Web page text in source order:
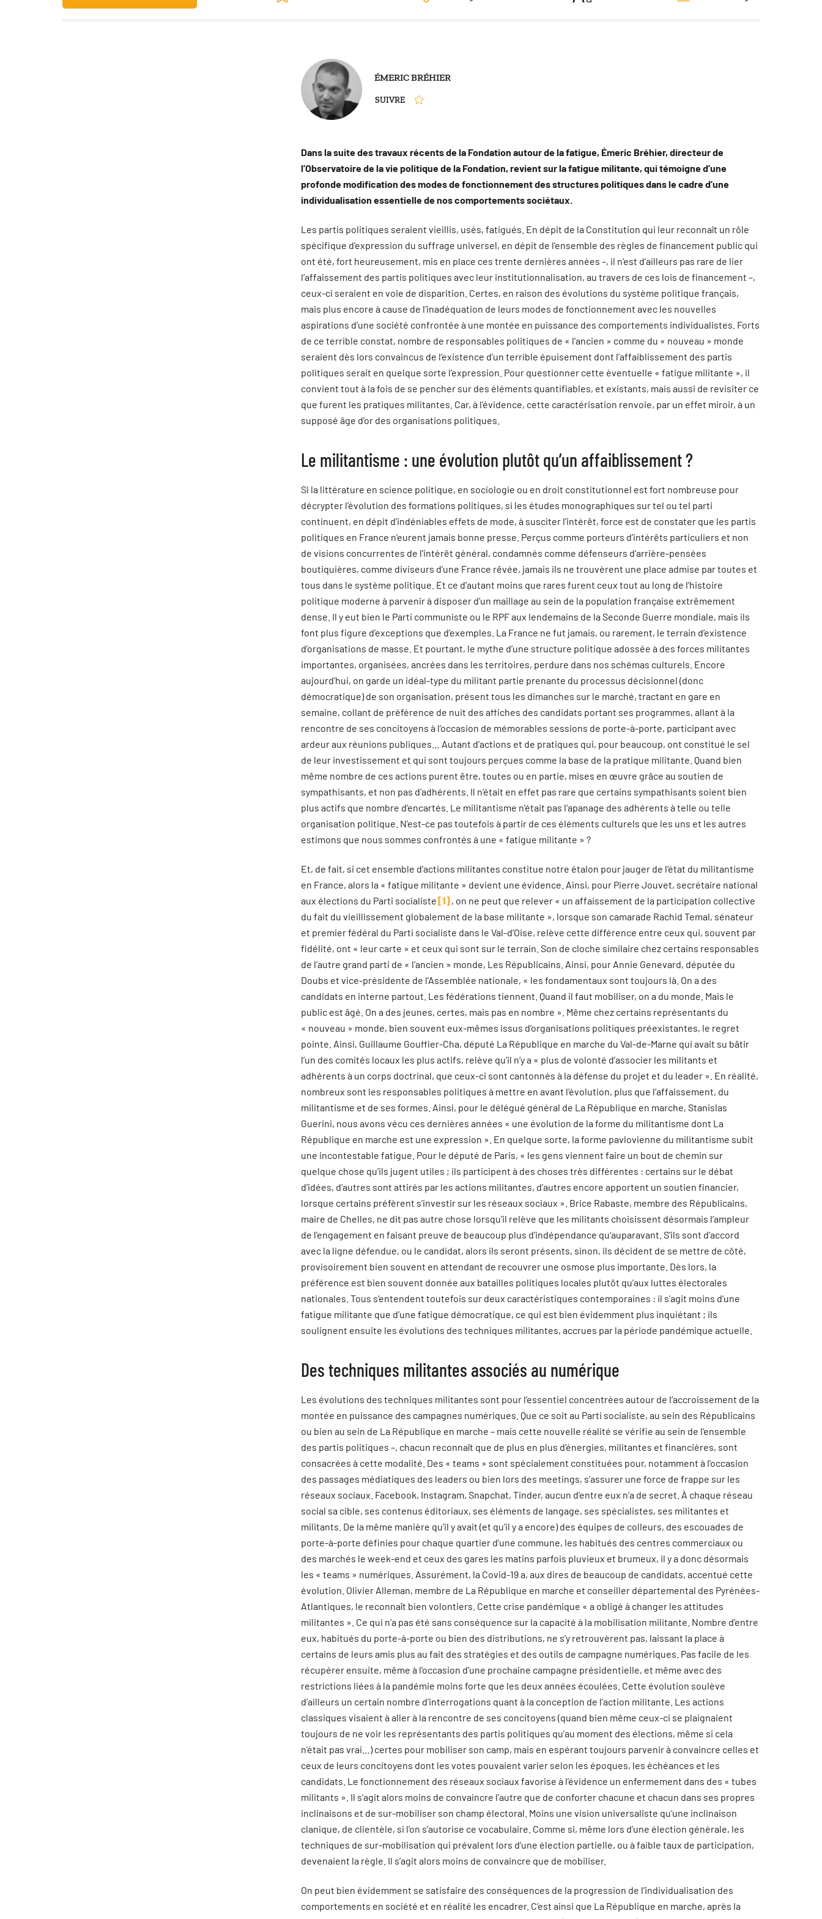
ÉMERIC BRÉHIER
SUIVRE
Dans la suite des travaux récents de la Fondation autour de la fatigue, Émeric Bréhier, directeur de
l’Observatoire de la vie politique de la Fondation, revient sur la fatigue militante, qui témoigne d’une
profonde modification des modes de fonctionnement des structures politiques dans le cadre d’une
individualisation essentielle de nos comportements sociétaux.
Les partis politiques seraient vieillis, usés, fatigués. En dépit de la Constitution qui leur reconnaît un rôle
spécifique d’expression du suffrage universel, en dépit de l’ensemble des règles de financement public qui
ont été, fort heureusement, mis en place ces trente dernières années –, il n’est d’ailleurs pas rare de lier
l’affaissement des partis politiques avec leur institutionnalisation, au travers de ces lois de financement –,
ceux-ci seraient en voie de disparition. Certes, en raison des évolutions du système politique français,
mais plus encore à cause de l’inadéquation de leurs modes de fonctionnement avec les nouvelles
aspirations d’une société confrontée à une montée en puissance des comportements individualistes. Forts
de ce terrible constat, nombre de responsables politiques de « l’ancien » comme du « nouveau » monde
seraient dès lors convaincus de l’existence d’un terrible épuisement dont l’affaiblissement des partis
politiques serait en quelque sorte l’expression. Pour questionner cette éventuelle « fatigue militante », il
convient tout à la fois de se pencher sur des éléments quantifiables, et existants, mais aussi de revisiter ce
que furent les pratiques militantes. Car, à l’évidence, cette caractérisation renvoie, par un effet miroir, à un
supposé âge d’or des organisations politiques.
Le militantisme : une évolution plutôt qu’un affaiblissement ?
Si la littérature en science politique, en sociologie ou en droit constitutionnel est fort nombreuse pour
décrypter l’évolution des formations politiques, si les études monographiques sur tel ou tel parti
continuent, en dépit d’indéniables effets de mode, à susciter l’intérêt, force est de constater que les partis
politiques en France n’eurent jamais bonne presse. Perçus comme porteurs d’intérêts particuliers et non
de visions concurrentes de l’intérêt général, condamnés comme défenseurs d’arrière-pensées
boutiquières, comme diviseurs d’une France rêvée, jamais ils ne trouvèrent une place admise par toutes et
tous dans le système politique. Et ce d’autant moins que rares furent ceux tout au long de l’histoire
politique moderne à parvenir à disposer d’un maillage au sein de la population française extrêmement
dense. Il y eut bien le Parti communiste ou le RPF aux lendemains de la Seconde Guerre mondiale, mais ils
font plus figure d’exceptions que d’exemples. La France ne fut jamais, ou rarement, le terrain d’existence
d’organisations de masse. Et pourtant, le mythe d’une structure politique adossée à des forces militantes
importantes, organisées, ancrées dans les territoires, perdure dans nos schémas culturels. Encore
aujourd’hui, on garde un idéal-type du militant partie prenante du processus décisionnel (donc
démocratique) de son organisation, présent tous les dimanches sur le marché, tractant en gare en
semaine, collant de préférence de nuit des affiches des candidats portant ses programmes, allant à la
rencontre de ses concitoyens à l’occasion de mémorables sessions de porte-à-porte, participant avec
ardeur aux réunions publiques… Autant d’actions et de pratiques qui, pour beaucoup, ont constitué le sel
de leur investissement et qui sont toujours perçues comme la base de la pratique militante. Quand bien
même nombre de ces actions purent être, toutes ou en partie, mises en œuvre grâce au soutien de
sympathisants, et non pas d’adhérents. Il n’était en effet pas rare que certains sympathisants soient bien
plus actifs que nombre d’encartés. Le militantisme n’était pas l’apanage des adhérents à telle ou telle
organisation politique. N’est-ce pas toutefois à partir de ces éléments culturels que les uns et les autres
estimons que nous sommes confrontés à une « fatigue militante » ?
Et, de fait, si cet ensemble d’actions militantes constitue notre étalon pour jauger de l’état du militantisme
en France, alors la « fatigue militante » devient une évidence. Ainsi, pour Pierre Jouvet, secrétaire national
aux élections du Parti socialiste 1 , on ne peut que relever « un affaissement de la participation collective
du fait du vieillissement globalement de la base militante », lorsque son camarade Rachid Temal, sénateur
et premier fédéral du Parti socialiste dans le Val-d’Oise, relève cette différence entre ceux qui, souvent par
fidélité, ont « leur carte » et ceux qui sont sur le terrain. Son de cloche similaire chez certains responsables
de l’autre grand parti de « l’ancien » monde, Les Républicains. Ainsi, pour Annie Genevard, députée du
Doubs et vice-présidente de l’Assemblée nationale, « les fondamentaux sont toujours là. On a des
candidats en interne partout. Les fédérations tiennent. Quand il faut mobiliser, on a du monde. Mais le
public est âgé. On a des jeunes, certes, mais pas en nombre ». Même chez certains représentants du
« nouveau » monde, bien souvent eux-mêmes issus d’organisations politiques préexistantes, le regret
pointe. Ainsi, Guillaume Gouffier-Cha, député La République en marche du Val-de-Marne qui avait su bâtir
l’un des comités locaux les plus actifs, relève qu’il n’y a « plus de volonté d’associer les militants et
adhérents à un corps doctrinal, que ceux-ci sont cantonnés à la défense du projet et du leader ». En réalité,
nombreux sont les responsables politiques à mettre en avant l’évolution, plus que l’affaissement, du
militantisme et de ses formes. Ainsi, pour le délégué général de La République en marche, Stanislas
Guerini, nous avons vécu ces dernières années « une évolution de la forme du militantisme dont La
République en marche est une expression ». En quelque sorte, la forme pavlovienne du militantisme subit
une incontestable fatigue. Pour le député de Paris, « les gens viennent faire un bout de chemin sur
quelque chose qu’ils jugent utiles ; ils participent à des choses très différentes : certains sur le débat
d’idées, d’autres sont attirés par les actions militantes, d’autres encore apportent un soutien financier,
lorsque certains préfèrent s’investir sur les réseaux sociaux ». Brice Rabaste, membre des Républicains,
maire de Chelles, ne dit pas autre chose lorsqu’il relève que les militants choisissent désormais l’ampleur
de l’engagement en faisant preuve de beaucoup plus d’indépendance qu’auparavant. S’ils sont d’accord
avec la ligne défendue, ou le candidat, alors ils seront présents, sinon, ils décident de se mettre de côté,
provisoirement bien souvent en attendant de recouvrer une osmose plus importante. Dès lors, la
préférence est bien souvent donnée aux batailles politiques locales plutôt qu’aux luttes électorales
nationales. Tous s’entendent toutefois sur deux caractéristiques contemporaines : il s’agit moins d’une
fatigue militante que d’une fatigue démocratique, ce qui est bien évidemment plus inquiétant ; ils
soulignent ensuite les évolutions des techniques militantes, accrues par la période pandémique actuelle.
Des techniques militantes associés au numérique
Les évolutions des techniques militantes sont pour l’essentiel concentrées autour de l’accroissement de la
montée en puissance des campagnes numériques. Que ce soit au Parti socialiste, au sein des Républicains
ou bien au sein de La République en marche – mais cette nouvelle réalité se vérifie au sein de l’ensemble
des partis politiques –, chacun reconnaît que de plus en plus d’énergies, militantes et financières, sont
consacrées à cette modalité. Des « teams » sont spécialement constituées pour, notamment à l’occasion
des passages médiatiques des leaders ou bien lors des meetings, s’assurer une force de frappe sur les
réseaux sociaux. Facebook, Instagram, Snapchat, Tinder, aucun d’entre eux n’a de secret. À chaque réseau
social sa cible, ses contenus éditoriaux, ses éléments de langage, ses spécialistes, ses militantes et
militants. De la même manière qu’il y avait (et qu’il y a encore) des équipes de colleurs, des escouades de
porte-à-porte définies pour chaque quartier d’une commune, les habitués des centres commerciaux ou
des marchés le week-end et ceux des gares les matins parfois pluvieux et brumeux, il y a donc désormais
les « teams » numériques. Assurément, la Covid-19 a, aux dires de beaucoup de candidats, accentué cette
évolution. Olivier Alleman, membre de La République en marche et conseiller départemental des Pyrénées-
Atlantiques, le reconnaît bien volontiers. Cette crise pandémique « a obligé à changer les attitudes
militantes ». Ce qui n’a pas été sans conséquence sur la capacité à la mobilisation militante. Nombre d’entre
eux, habitués du porte-à-porte ou bien des distributions, ne s’y retrouvèrent pas, laissant la place à
certains de leurs amis plus au fait des stratégies et des outils de campagne numériques. Pas facile de les
récupérer ensuite, même à l’occasion d’une prochaine campagne présidentielle, et même avec des
restrictions liées à la pandémie moins forte que les deux années écoulées. Cette évolution soulève
d’ailleurs un certain nombre d’interrogations quant à la conception de l’action militante. Les actions
classiques visaient à aller à la rencontre de ses concitoyens (quand bien même ceux-ci se plaignaient
toujours de ne voir les représentants des partis politiques qu’au moment des élections, même si cela
n’était pas vrai…) certes pour mobiliser son camp, mais en espérant toujours parvenir à convaincre celles et
ceux de leurs concitoyens dont les votes pouvaient varier selon les époques, les échéances et les
candidats. Le fonctionnement des réseaux sociaux favorise à l’évidence un enfermement dans des « tubes
militants ». Il s’agit alors moins de convaincre l’autre que de conforter chacune et chacun dans ses propres
inclinaisons et de sur-mobiliser son champ électoral. Moins une vision universaliste qu’une inclinaison
clanique, de clientèle, si l’on s’autorise ce vocabulaire. Comme si, même lors d’une élection générale, les
techniques de sur-mobilisation qui prévalent lors d’une élection partielle, ou à faible taux de participation,
devenaient la règle. Il s’agit alors moins de convaincre que de mobiliser.
On peut bien évidemment se satisfaire des conséquences de la progression de l’individualisation des
comportements en société et en réalité les encadrer. C’est ainsi que La République en marche, après la